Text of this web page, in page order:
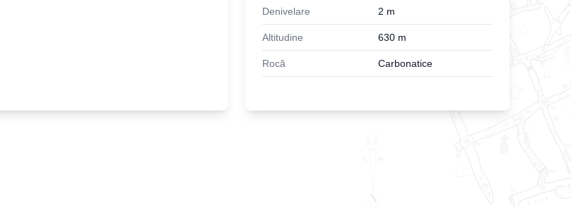
Denivelare 2 m
Altitudine 630 m
Rocă Carbonatice